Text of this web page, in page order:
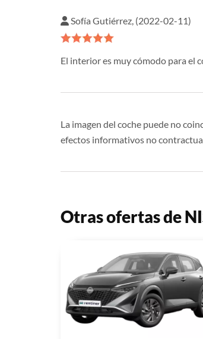
Sofía Gutiérrez, (2022-02-11)
El interior es muy cómodo para el
La imagen del coche puede no
efectos informativos no
Otras ofertas de